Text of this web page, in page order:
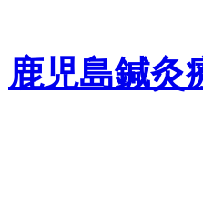
鹿児島鍼灸